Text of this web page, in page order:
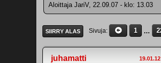
Aloittaja JariV, 22.09.07 - klo: 13.03
SIIRRY ALAS Sivuja 1 ...
juhamatti